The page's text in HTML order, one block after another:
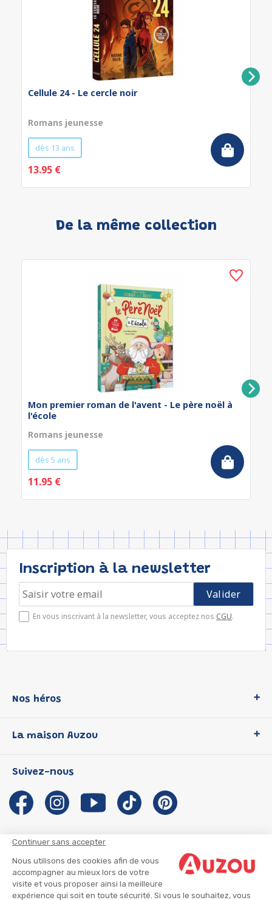
Continuer sans accepter
Nous utilisons des cookies afin de vous
accompagner au mieux lors de votre
visite et vous proposer ainsi la meilleure
expérience qui soit en toute sécurité. Si vous le souhaitez, vous
Cellule 24 - Le cercle noir
Romans jeunesse
dès 13 ans
13.95 €
De la même collection
Mon premier roman de l'avent - Le père noël à
l'école
Romans jeunesse
dès 5 ans
11.95 €
Inscription à la newsletter
En vous inscrivant à la newsletter, vous acceptez nos CGU.
Nos héros
P'tit Loup
Les Influenceuses
Migali
Petite Taupe
La maison Auzou
Notre histoire
Auzou s'engage
Auteurs et illustrateurs Auzou
Suivre mon colis
Infos consommateur
Suivez-nous
CGU
CGV